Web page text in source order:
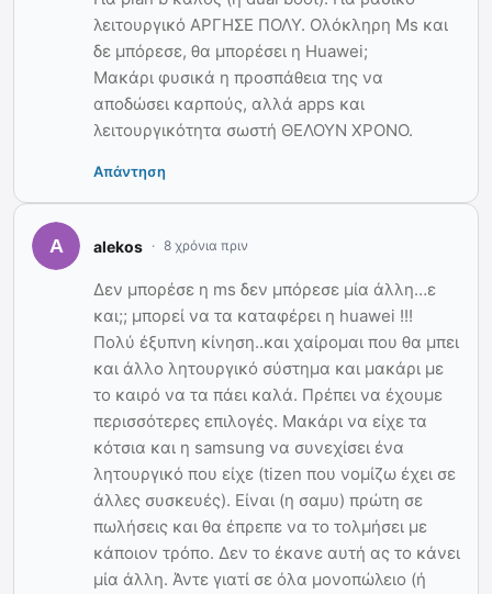
λειτουργικό ΑΡΓΗΣΕ ΠΟΛΥ. Ολόκληρη Ms και
δε μπόρεσε, θα μπορέσει η Huawei;
Μακάρι φυσικά η προσπάθεια της να
αποδώσει καρπούς, αλλά apps και
λειτουργικότητα σωστή ΘΕΛΟΥΝ ΧΡΟΝΟ.
Απάντηση
alekos 8 χρόνια πριν
Δεν μπορέσε η ms δεν μπόρεσε μία άλλη…ε
και;; μπορεί να τα καταφέρει η huawei !!!
Πολύ έξυπνη κίνηση..και χαίρομαι που θα μπει
και άλλο λητουργικό σύστημα και μακάρι με
το καιρό να τα πάει καλά. Πρέπει να έχουμε
περισσότερες επιλογές. Μακάρι να είχε τα
κότσια και η samsung να συνεχίσει ένα
λητουργικό που είχε (tizen που νομίζω έχει σε
άλλες συσκευές). Είναι (η σαμυ) πρώτη σε
πωλήσεις και θα έπρεπε να το τολμήσει με
κάποιον τρόπο. Δεν το έκανε αυτή ας το κάνει
μία άλλη. Άντε γιατί σε όλα μονοπώλειο (ή